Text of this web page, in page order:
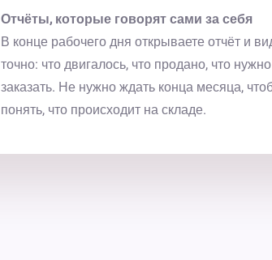
Отчёты, которые говорят сами за себя
В конце рабочего дня открываете отчёт и
точно: что двигалось, что продано, что нужно
заказать. Не нужно ждать конца месяца,
понять, что происходит на складе.